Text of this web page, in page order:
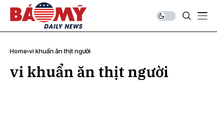
Home vi khuẩn ăn thịt người
vi khuẩn ăn thịt người